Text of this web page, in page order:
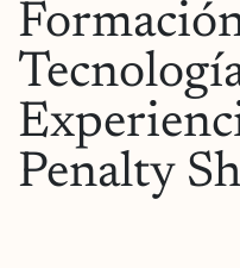
Penalty